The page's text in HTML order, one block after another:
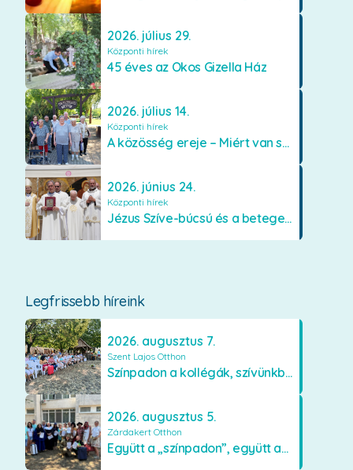
2026. július 29.
Központi hírek
45 éves az Okos Gizella Ház
2026. július 14.
Központi hírek
A közösség ereje – Miért van szükségünk egymásra?
2026. június 24.
Központi hírek
Jézus Szíve-búcsú és a betegek kenetének közösségi kiszolgáltatása Mátraverebély-Szentkúton
Legfrissebb híreink
2026. augusztus 7.
Szent Lajos Otthon
Színpadon a kollégák, szívünkben a lakók
2026. augusztus 5.
Zárdakert Otthon
Együtt a „színpadon”, együtt az élményekért 🎭✨